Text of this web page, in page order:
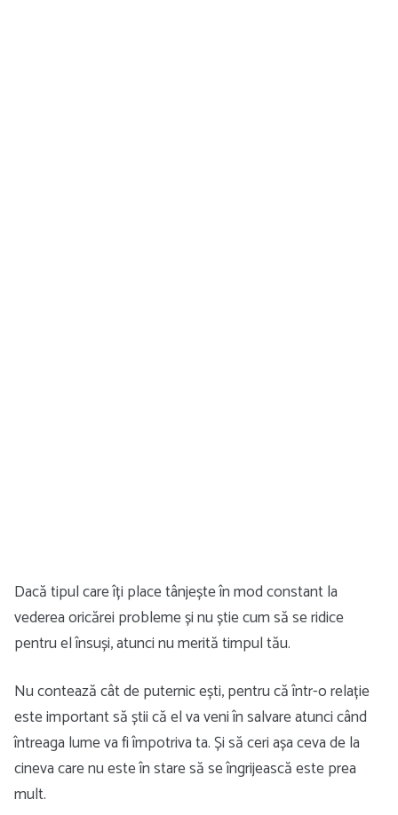
Dacă tipul care îți place tânjește în mod constant la
vederea oricărei probleme și nu știe cum să se ridice
pentru el însuși, atunci nu merită timpul tău.
Nu contează cât de puternic ești, pentru că într-o relație
este important să știi că el va veni în salvare atunci când
întreaga lume va fi împotriva ta. Și să ceri așa ceva de la
cineva care nu este în stare să se îngrijească este prea
mult.